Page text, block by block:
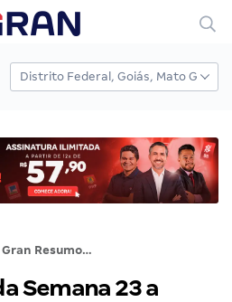
Gran Resumo da Semana 23 a 29/12: os destaques da semana
Semana 23 a